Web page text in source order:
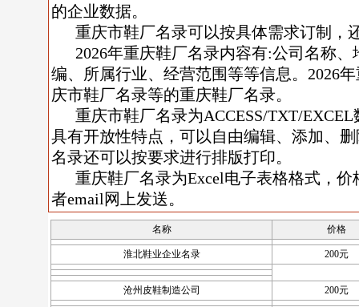
的企业数据。
重庆市鞋厂名录可以按具体需求订制，
2026年重庆鞋厂名录内容有:公司名称
编、所属行业、经营范围等等信息。2026
庆市鞋厂名录等的重庆鞋厂名录。
重庆市鞋厂名录为ACCESS/TXT/
具有开放性特点，可以自由编辑、添加、
名录还可以按要求进行排版打印。
重庆鞋厂名录为Excel电子表格格式，价
者email网上发送。
名称 价格
淮北鞋业企业名录 200元
沧州皮鞋制造公司 200元